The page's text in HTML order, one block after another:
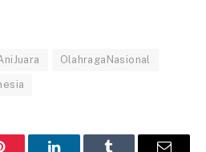
OlahragaNasional